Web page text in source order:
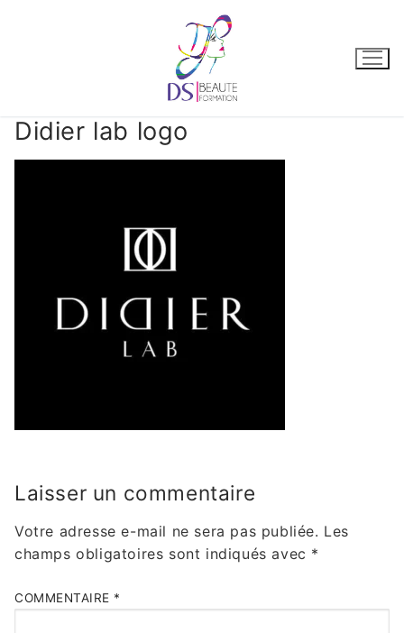
Didier lab logo
Laisser un commentaire
Votre adresse e-mail ne sera pas publiée. Les
champs obligatoires sont indiqués avec *
COMMENTAIRE *